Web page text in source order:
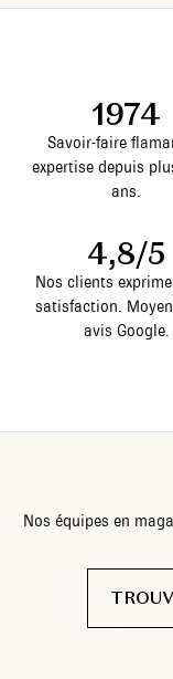
1974
Savoir-faire
expertise depuis
ans.
4,8/5
Nos clients
satisfaction.
avis Google.
Nos équipes en